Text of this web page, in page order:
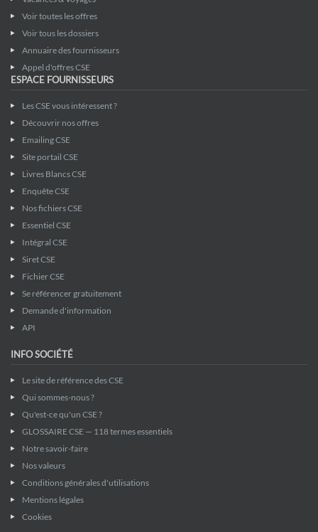
Voir toutes les offres
Voir tous les dossiers
Annuaire des fournisseurs
Appel d'offres CSE
ESPACE FOURNISSEURS
Les CSE vous intéressent ?
Découvrir nos offres
Emailing CSE
Site portail CSE
Livres Blancs CSE
Enquête CSE
Nos fichiers CSE
Essentiel CSE
Intégral CSE
Siret CSE
Fichier CSE
Se référencer gratuitement
Demande d'information
API
INFO SOCIÉTÉ
Le site de référence des CSE
Qui sommes-nous ?
Qu'est-ce qu'un CSE ?
GLOSSAIRE CSE — 118 termes essentiels
Notre savoir-faire
Nos valeurs
Conditions générales d'utilisations
Mentions légales
Cookies